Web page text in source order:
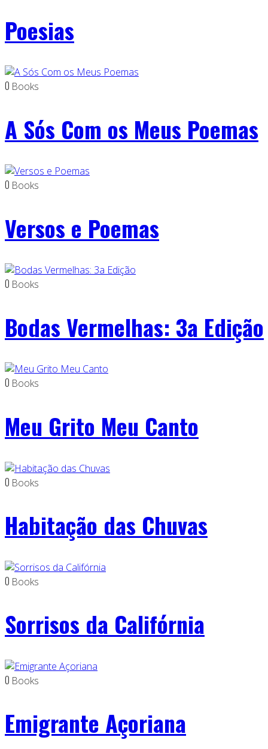
Poesias
0 Books
A Sós Com os Meus Poemas
0 Books
Versos e Poemas
0 Books
Bodas Vermelhas: 3a Edição
0 Books
Meu Grito Meu Canto
0 Books
Habitação das Chuvas
0 Books
Sorrisos da Califórnia
0 Books
Emigrante Açoriana